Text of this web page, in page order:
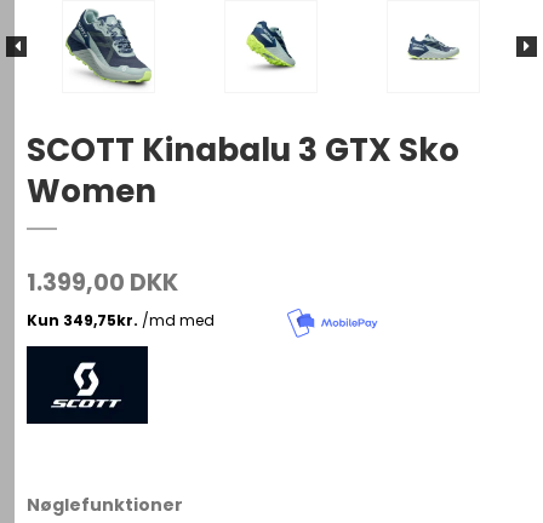
SCOTT Kinabalu 3 GTX Sko
Women
1.399,00 DKK
Nøglefunktioner